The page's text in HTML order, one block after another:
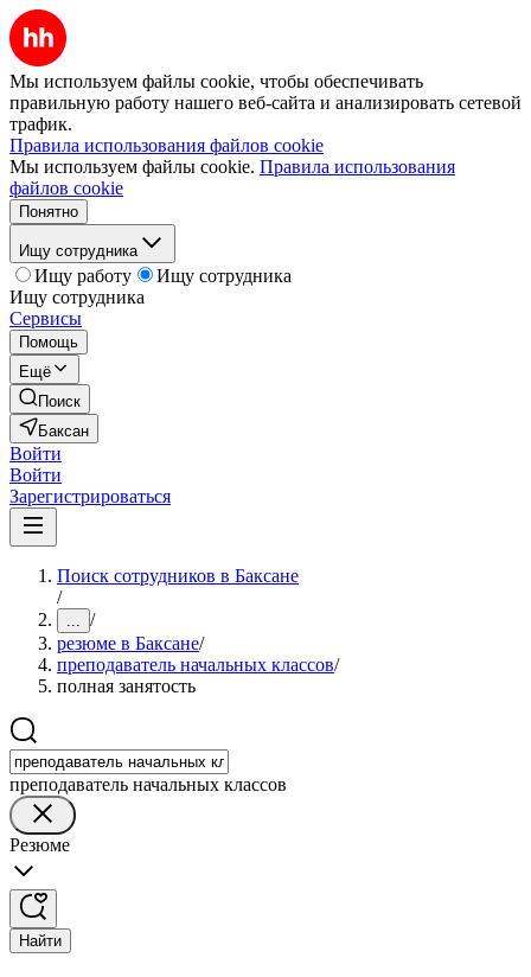
Мы используем файлы cookie, чтобы обеспечивать
правильную работу нашего веб-сайта и анализировать сетевой
трафик.
Правила использования файлов cookie
Мы используем файлы cookie. Правила использования
файлов cookie
Понятно
Ищу сотрудника
Ищу работу
Ищу сотрудника
Ищу сотрудника
Сервисы
Помощь
Ещё
Поиск
Баксан
Войти
Войти
Зарегистрироваться
Поиск сотрудников в Баксане
/
... /
резюме в Баксане/
преподаватель начальных классов/
полная занятость
преподаватель начальных классов
Резюме
Найти